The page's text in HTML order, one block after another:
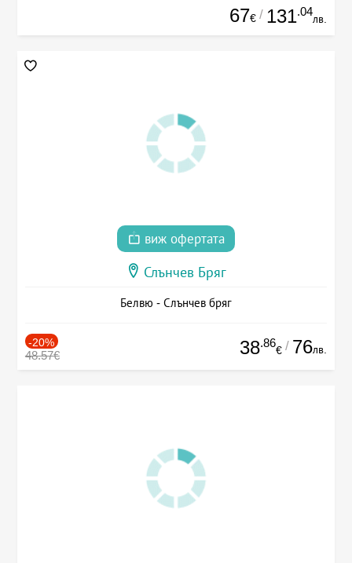
67€ / 131.04
лв.
виж офертата
Слънчев Бряг
Белвю - Слънчев бряг
-20%
48.57€ 38.86
€ / 76лв.